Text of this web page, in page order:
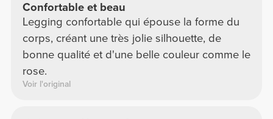
Confortable et beau
Legging confortable qui épouse la forme du
corps, créant une très jolie silhouette, de
bonne qualité et d'une belle couleur comme le
rose.
Voir l'original